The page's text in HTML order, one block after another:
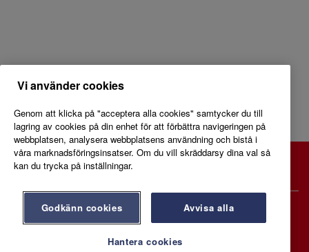
Vi använder cookies
Genom att klicka på "acceptera alla cookies" samtycker du till
lagring av cookies på din enhet för att förbättra navigeringen på
webbplatsen, analysera webbplatsens användning och bistå i
våra marknadsföringsinsatser. Om du vill skräddarsy dina val så
kan du trycka på inställningar.
Godkänn cookies Avvisa alla
Hantera cookies